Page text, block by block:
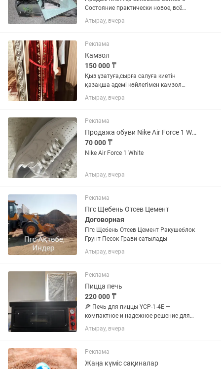
Состояние практически новое, всё
работает отлично. Сейчас просто
стоит без дела, поэтому решила
кто занимается или хочет заняться...
Атырау, вчера
Реклама
Камзол
150 000 ₸
Қыз ұзатуға,сырға салуға киетін
қазақша әдемі көйлегімен камзол
сатылады.Бренд Камшат ательесінде
тігілген!
Атырау, вчера
Реклама
Продажа обуви Nike Air Force 1 White
70 000 ₸
Nike Air Force 1 White
Атырау, вчера
Реклама
Пгс Щебень Отсев Цемент
Договорная
Пгс Щебень Отсев Цемент Ракушеблок
Грунт Песок Грави сатылады
Атырау, вчера
Реклама
Пицца печь
220 000 ₸
🍕 Печь для пиццы YCP-1-4E —
компактное и надежное решение для
кафе, пиццерий и фуд-кортов Основные
характеристики: Размеры (Д × Ш × В):
Напряжение: 220 В (без...
Атырау, вчера
Реклама
Жаңа күміс сақиналар